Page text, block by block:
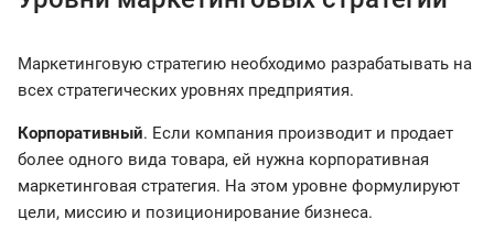
Маркетинговую стратегию необходимо разрабатывать на
всех стратегических уровнях предприятия.
Корпоративный. Если компания производит и продает
более одного вида товара, ей нужна корпоративная
маркетинговая стратегия. На этом уровне формулируют
цели, миссию и позиционирование бизнеса.